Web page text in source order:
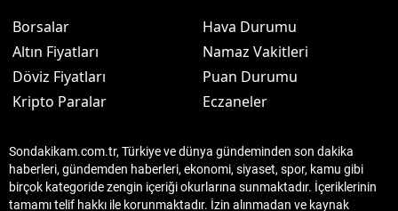
Borsalar
Altın Fiyatları
Döviz Fiyatları
Kripto Paralar
Hava Durumu
Namaz Vakitleri
Puan Durumu
Eczaneler
Sondakikam.com.tr, Türkiye ve dünya gündeminden son dakika
haberleri, gündemden haberleri, ekonomi, siyaset, spor, kamu gibi
birçok kategoride zengin içeriği okurlarına sunmaktadır. İçeriklerinin
tamamı telif hakkı ile korunmaktadır. İzin alınmadan ve kaynak